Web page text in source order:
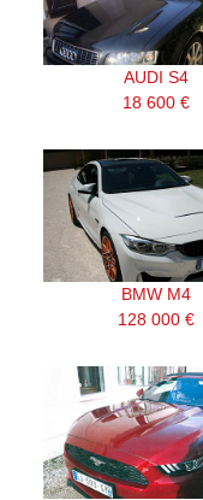
AUDI S4
18 600 €
BMW M4
128 000 €